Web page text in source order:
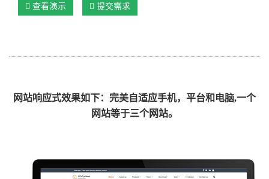
查看演示 提交需求
网站响应式效果如下：完美自适应手机，平台和电脑,一个
网站等于三个网站。